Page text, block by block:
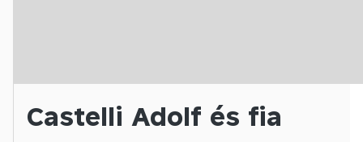
Castelli Adolf és fia